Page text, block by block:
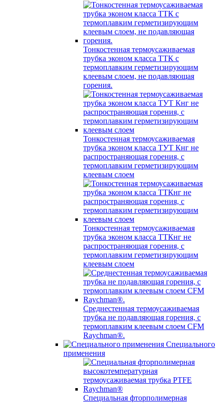
Тонкостенная термоусаживаемая
трубка эконом класса ТТК с
термоплавким герметизирующим
клеевым слоем, не подавляющая
горения.
Тонкостенная термоусаживаемая
трубка эконом класса ТУТ Кнг не
распространяющая горения, с
термоплавким герметизирующим
клеевым слоем
Тонкостенная термоусаживаемая
трубка эконом класса ТТКнг не
распространяющая горения, с
термоплавким герметизирующим
клеевым слоем
Среднестенная термоусаживаемая
трубка не подавляющая горения, с
термоплавким клеевым слоем CFM
Raychman®.
Специального
применения
Специальная фторполимерная